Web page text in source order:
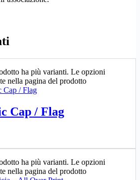
ha più varianti. Le opzioni
nella pagina del prodotto
Cap / Flag
ha più varianti. Le opzioni
nella pagina del prodotto